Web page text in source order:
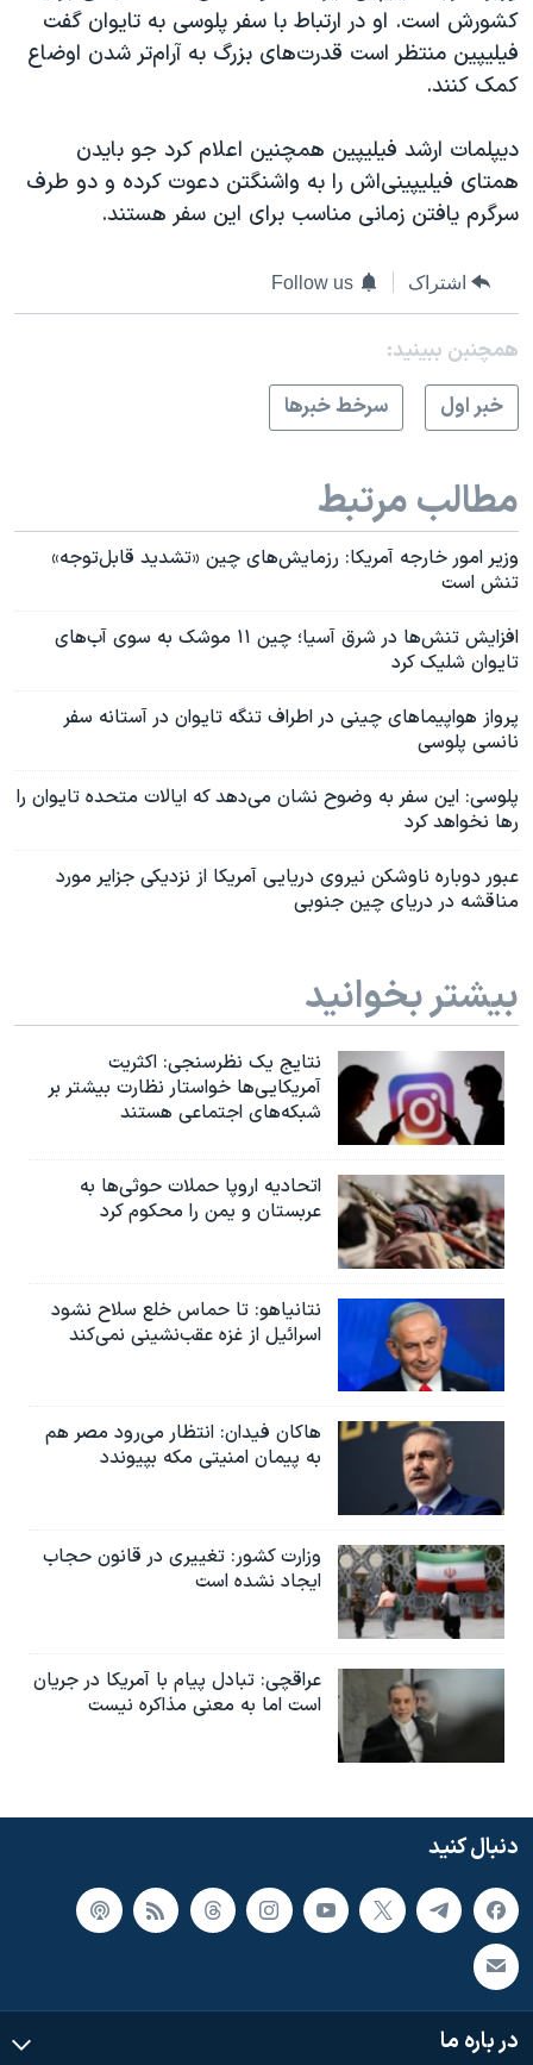
کشورش است. او در ارتباط با سفر پلوسی به تایوان گفت
فیلیپین منتظر است قدرت‌های بزرگ به آرام‌تر شدن اوضاع
کمک کنند.
دیپلمات ارشد فیلیپین همچنین اعلام کرد جو بایدن
همتای فیلیپینی‌اش را به واشنگتن دعوت کرده و دو طرف
سرگرم یافتن زمانی مناسب برای این سفر هستند.
اشتراک Follow us
همچنبن ببینید:
خبر اول
سرخط خبرها
مطالب مرتبط
وزیر امور خارجه آمریکا: رزمایش‌های چین «تشدید قابل‌توجه»
تنش است
افزایش تنش‌ها در شرق آسیا؛ چین ١١ موشک به سوی آب‌های
تایوان شلیک کرد
پرواز هواپیماهای چینی در اطراف تنگه تایوان در آستانه سفر
نانسی پلوسی
پلوسی: این سفر به وضوح نشان می‌دهد که ایالات متحده تایوان را
رها نخواهد‌ کرد
عبور دوباره ناوشکن نیروی دریایی آمریکا از نزدیکی جزایر مورد
مناقشه در دریای چین جنوبی
بیشتر بخوانید
نتایج یک نظرسنجی: اکثریت
آمریکایی‌ها خواستار نظارت بیشتر بر
شبکه‌های اجتماعی هستند
اتحادیه اروپا حملات حوثی‌ها به
عربستان و یمن را محکوم کرد
نتانیاهو: تا حماس خلع سلاح نشود
اسرائیل از غزه عقب‌نشینی نمی‌کند
هاکان فیدان: انتظار می‌رود مصر هم
به پیمان امنیتی مکه بپیوندد
وزارت کشور: تغییری در قانون حجاب
ایجاد نشده است
عراقچی: تبادل پیام با آمریکا در جریان
است اما به معنی مذاکره نیست
دنبال کنید
در باره ما